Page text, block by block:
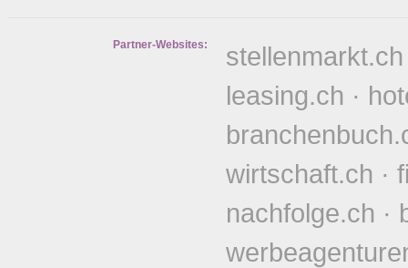
Partner-Websites: stellenmarkt.ch
leasing.ch ·
wirtschaft.ch ·
nachfolge.ch ·